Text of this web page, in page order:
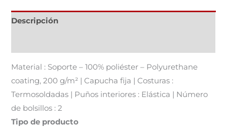
Descripción
Material : Soporte – 100% poliéster – Polyurethane
coating, 200 g/m² | Capucha fija | Costuras :
Termosoldadas | Puños interiores : Elástica | Número
de bolsillos : 2
Tipo de producto